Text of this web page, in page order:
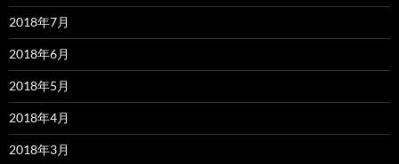
2018年7月
2018年6月
2018年5月
2018年4月
2018年3月